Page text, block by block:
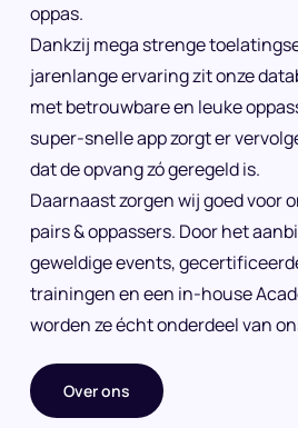
oppas.
Dankzij mega strenge
jarenlange ervaring zit onze
met betrouwbare en leuke
super-snelle app zorgt er
dat de opvang zó geregeld is.
Daarnaast zorgen wij goed voor
pairs & oppassers. Door het
geweldige events,
trainingen en een in-house
worden ze écht onderdeel van
Over ons